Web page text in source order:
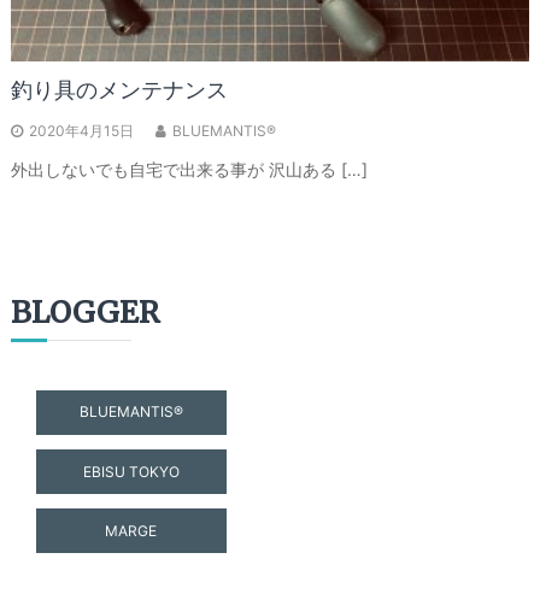
釣り具のメンテナンス
2020年4月15日 BLUEMANTIS®
外出しないでも自宅で出来る事が 沢山ある […]
BLOGGER
BLUEMANTIS®
EBISU TOKYO
MARGE